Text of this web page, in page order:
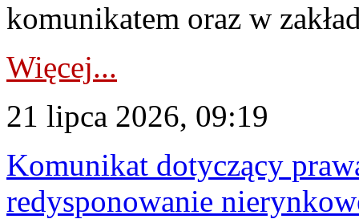
komunikatem oraz w
Więcej...
21 lipca 2026, 09:19
Komunikat dotyczący
redysponowanie